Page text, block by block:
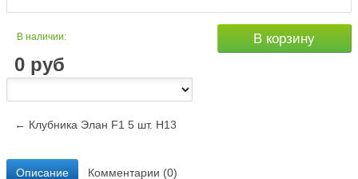
В наличии:
0 руб
В корзину
← Клубника Элан F1 5 шт. Н13
Описание Комментарии (0)